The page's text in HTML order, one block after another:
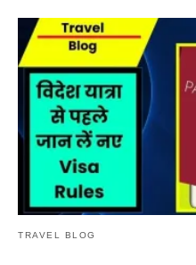
TRAVEL BLOG